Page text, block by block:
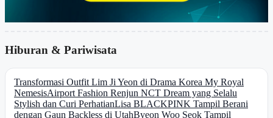
Hiburan & Pariwisata
Transformasi Outfit Lim Ji Yeon di Drama Korea My Royal
NemesisAirport Fashion Renjun NCT Dream yang Selalu
Stylish dan Curi PerhatianLisa BLACKPINK Tampil Berani
dengan Gaun Backless di UtahByeon Woo Seok Tampil